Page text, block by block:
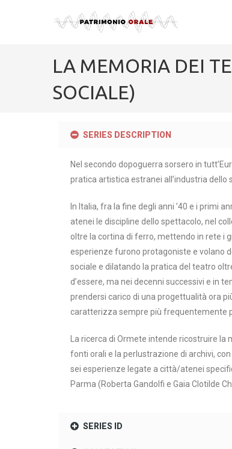
LA MEMORIA DEI
SOCIALE)
SERIES DESCRIPTION
Nel secondo dopoguerra sorsero in
pratica artistica estranei all’industria
In Italia, fra la fine degli anni ’40 e i primi
atenei le discipline dello spettacolo, nel
oltre la cortina di ferro, mettendo in rete i
esperienze furono protagoniste e volano
sociale e dilatando la pratica del teatro
d’essere, ma nei decenni successivi e in
prendersi carico di una progettualità ora
caratterizza sempre più frequentemente
La ricerca di Ormete intende ricostruire
fonti orali e la perlustrazione di archivi,
sei esperienze legate a città/atenei
Parma (Roberta Gandolfi e Gaia Clotilde
SERIES ID